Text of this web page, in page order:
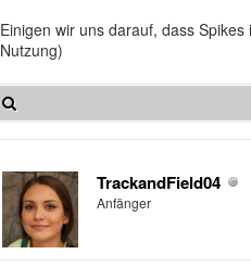
Einigen wir uns darauf, dass
Nutzung)
TrackandField04
Anfänger